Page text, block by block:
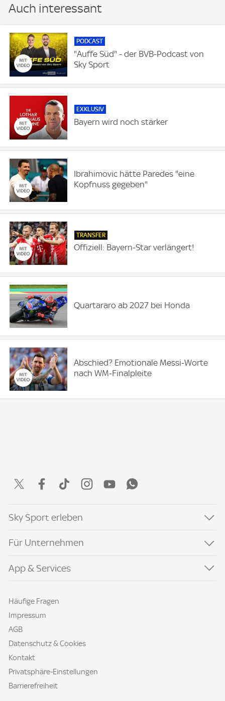
Auch interessant
PODCAST
"Auffe Süd" - der BVB-Podcast von
Sky Sport
EXKLUSIV
Bayern wird noch stärker
Ibrahimovic hätte Paredes "eine
Kopfnuss gegeben"
TRANSFER
Offiziell: Bayern-Star verlängert!
Quartararo ab 2027 bei Honda
Abschied? Emotionale Messi-Worte
nach WM-Finalpleite
Sky Sport erleben
Für Unternehmen
App & Services
Häufige Fragen
Impressum
AGB
Datenschutz & Cookies
Kontakt
Privatsphäre-Einstellungen
Barrierefreiheit